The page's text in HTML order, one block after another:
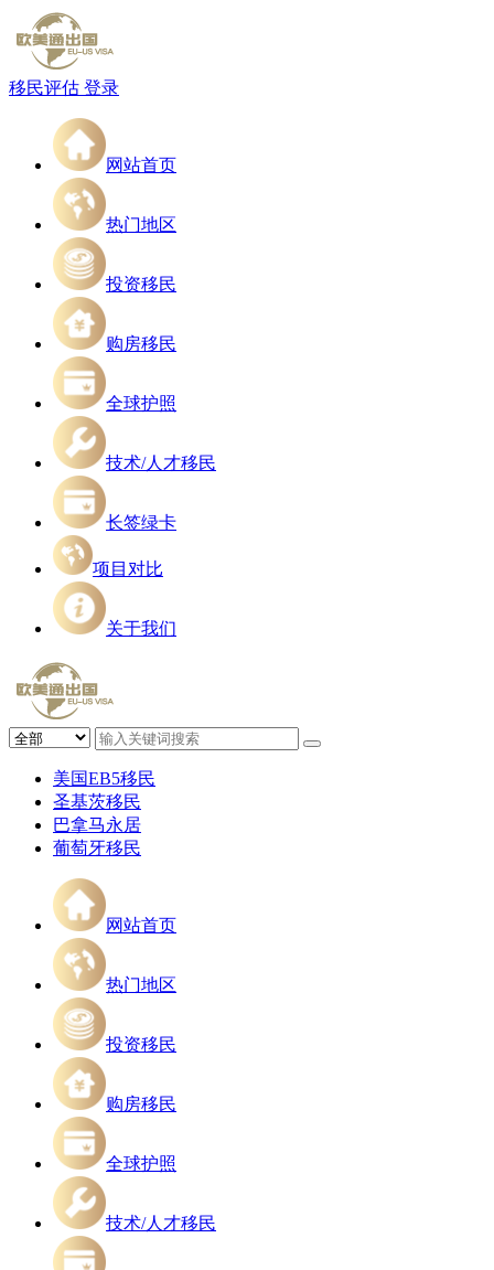
移民评估 登录
网站首页
热门地区
投资移民
购房移民
全球护照
技术/人才移民
长签绿卡
项目对比
关于我们
美国EB5移民
圣基茨移民
巴拿马永居
葡萄牙移民
网站首页
热门地区
投资移民
购房移民
全球护照
技术/人才移民